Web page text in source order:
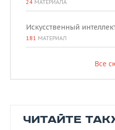
24 МАТЕРИАЛА
Искусственный
181 МАТЕРИАЛ
Все
ЧИТАЙТЕ